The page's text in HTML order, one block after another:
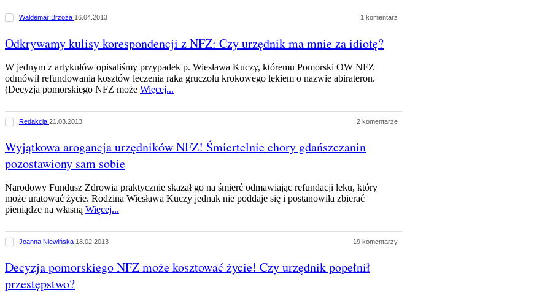
Waldemar Brzoza 16.04.2013 1 komentarz
Odkrywamy kulisy korespondencji z NFZ: Czy urzędnik ma mnie za idiotę?
W jednym z artykułów opisaliśmy przypadek p. Wiesława Kuczy, któremu Pomorski OW NFZ
odmówił refundowania kosztów leczenia raka gruczołu krokowego lekiem o nazwie abirateron.
(Decyzja pomorskiego NFZ może Więcej...
Redakcja 21.03.2013 2 komentarze
Wyjątkowa arogancja urzędników NFZ! Śmiertelnie chory gdańszczanin
pozostawiony sam sobie
Narodowy Fundusz Zdrowia praktycznie skazał go na śmierć odmawiając refundacji leku, który
może uratować życie. Rodzina Wiesława Kuczy jednak nie poddaje się i postanowiła zbierać
pieniądze na własną Więcej...
Joanna Niewińska 18.02.2013 19 komentarzy
Decyzja pomorskiego NFZ może kosztować życie! Czy urzędnik popełnił
przestępstwo?